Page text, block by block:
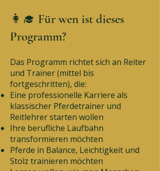
👩‍🎓 Für wen ist dieses
Programm?
Das Programm richtet sich an Reiter
und Trainer (mittel bis
fortgeschritten), die:
Eine professionelle Karriere als
klassischer Pferdetrainer und
Reitlehrer starten wollen
Ihre berufliche Laufbahn
transformieren möchten
Pferde in Balance, Leichtigkeit und
Stolz trainieren möchten